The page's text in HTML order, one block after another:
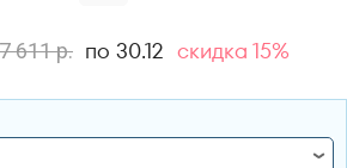
611 р. по 30.12 скидка 15%